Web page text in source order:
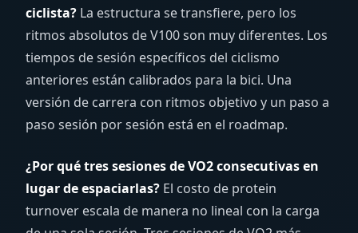
ciclista? La estructura se transfiere, pero los
ritmos absolutos de V100 son muy diferentes. Los
tiempos de sesión específicos del ciclismo
anteriores están calibrados para la bici. Una
versión de carrera con ritmos objetivo y un paso a
paso sesión por sesión está en el roadmap.
¿Por qué tres sesiones de VO2 consecutivas en
lugar de espaciarlas? El costo de protein
turnover escala de manera no lineal con la carga